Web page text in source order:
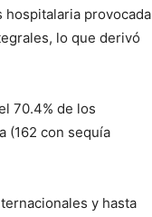
provocada
lo que derivó
70.4% de los
(162 con sequía
y hasta